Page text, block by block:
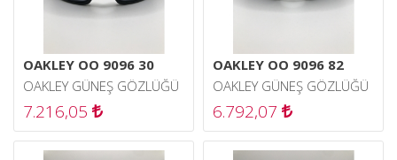
OAKLEY OO 9096 30
OAKLEY GÜNEŞ GÖZLÜĞÜ
7.216,05
OAKLEY OO 9096 82
OAKLEY GÜNEŞ GÖZLÜĞÜ
6.792,07